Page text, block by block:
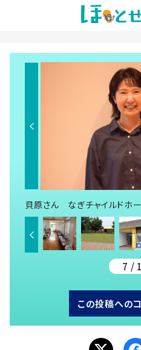
貝原さん なぎチャイルドホ
7 /
この投稿への